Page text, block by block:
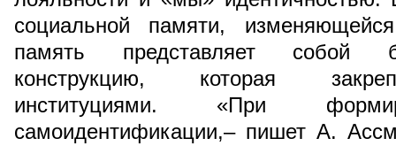
социальной памяти,
память представляет собой
конструкцию, которая
институциями. «При
самоидентификации,– пишет А.